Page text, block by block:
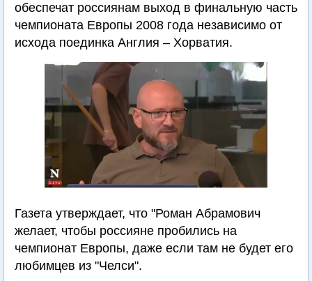
обеспечат россиянам выход в финальную часть
чемпионата Европы 2008 года независимо от
исхода поединка Англия – Хорватия.
Газета утверждает, что "Роман Абрамович
желает, чтобы россияне пробились на
чемпионат Европы, даже если там не будет его
любимцев из "Челси".